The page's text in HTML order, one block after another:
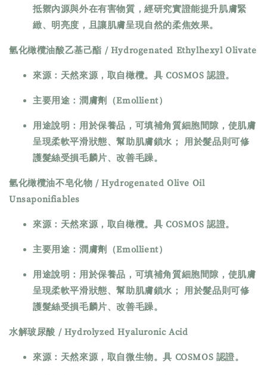
抵禦內源與外在有害物質，經研究實證能提升肌膚緊
緻、明亮度，且讓肌膚呈現自然的柔焦效果。
氫化橄欖油酸乙基己酯 / Hydrogenated Ethylhexyl Olivate
來源：天然來源，取自橄欖。具 COSMOS 認證。
主要用途：潤膚劑（Emollient）
用途說明：用於保養品，可填補角質細胞間隙，使肌膚
呈現柔軟平滑狀態、幫助肌膚鎖水； 用於髮品則可修
護髮絲受損毛麟片、改善毛躁。
氫化橄欖油不皂化物 / Hydrogenated Olive Oil
Unsaponifiables
來源：天然來源，取自橄欖。具 COSMOS 認證。
主要用途：潤膚劑（Emollient）
用途說明：用於保養品，可填補角質細胞間隙，使肌膚
呈現柔軟平滑狀態、幫助肌膚鎖水； 用於髮品則可修
護髮絲受損毛麟片、改善毛躁。
水解玻尿酸 / Hydrolyzed Hyaluronic Acid
來源：天然來源，取自微生物。具 COSMOS 認證。